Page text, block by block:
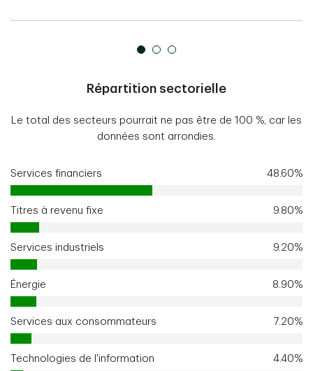
Répartition sectorielle
Le total des secteurs pourrait ne pas être de 100 %, car les
données sont arrondies.
Services financiers 48.60%
Titres à revenu fixe 9.80%
Services industriels 9.20%
Énergie 8.90%
Services aux consommateurs 7.20%
Technologies de l'information 4.40%